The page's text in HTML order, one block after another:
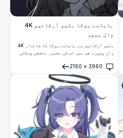
ہایاسے یوکا بلیو آرکائیو 4K
وال پیپر
بلیو آرکائیو سے ہایاسے یوکا کا شاندار 4K
وال پیپر، جس میں اس کی مشہور بنفشی چمکتی
اسکیل ٹونز میں موڈی اور ڈرامائی کلوز اپ
پورٹریٹ کے ساتھ اعلی ریزولیوشن انیمے آرٹ۔
3960
×
2160
کھولیں